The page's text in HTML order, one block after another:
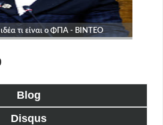
Blog
Disqus